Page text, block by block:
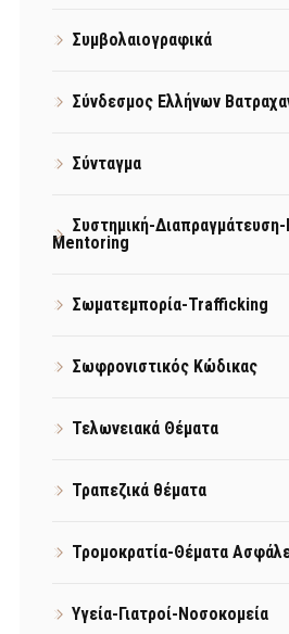
Συμβολαιογραφικά
Σύνδεσμος Ελλήνων
Σύνταγμα
Συστημική-
Mentoring
Σωματεμπορία-Trafficking
Σωφρονιστικός Κώδικας
Τελωνειακά Θέματα
Τραπεζικά θέματα
Τρομοκρατία-Θέματα
Υγεία-Γιατροί-Νοσοκομεία